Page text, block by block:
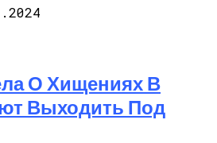
О Хищениях В
Выходить Под